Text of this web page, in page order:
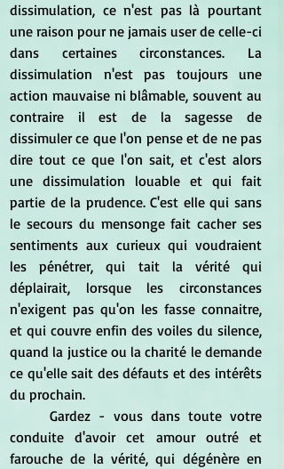
dissimulation, ce n'est pas là pourtant
une raison pour ne jamais user de celle-ci
dans certaines circonstances. La
dissimulation n'est pas toujours une
action mauvaise ni blâmable, souvent au
contraire il est de la sagesse de
dissimuler ce que l'on pense et de ne pas
dire tout ce que l'on sait, et c'est alors
une dissimulation louable et qui fait
partie de la prudence. C'est elle qui sans
le secours du mensonge fait cacher ses
sentiments aux curieux qui voudraient
les pénétrer, qui tait la vérité qui
déplairait, lorsque les circonstances
n'exigent pas qu'on les fasse connaitre,
et qui couvre enfin des voiles du silence,
quand la justice ou la charité le demande
ce qu'elle sait des défauts et des intérêts
du prochain.
	Gardez - vous dans toute votre
conduite d'avoir cet amour outré et
farouche de la vérité, qui dégénère en